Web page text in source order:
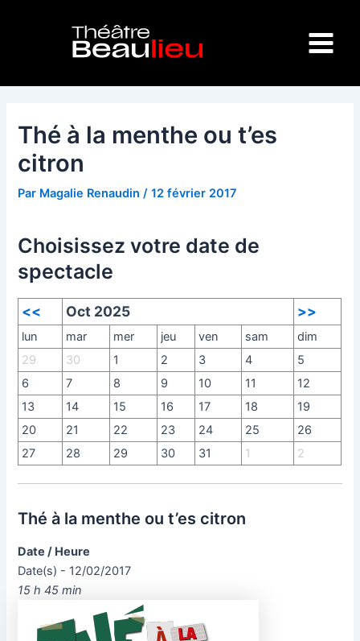
Menu
Thé à la menthe ou t’es
citron
Par Magalie Renaudin/12 février 2017
Choisissez votre date de
spectacle
<< Oct 2025 >>
lun mar mer jeu ven sam
dim
29
30 1 2 3 4
5
6
7 8 9 10 11
12
13
14 15 16 17 18
19
20
21 22 23 24 25
26
27
28 29 30 31 1 2
Thé à la menthe ou t’es citron
Date / Heure
Date(s) - 12/02/2017
15 h 45 min